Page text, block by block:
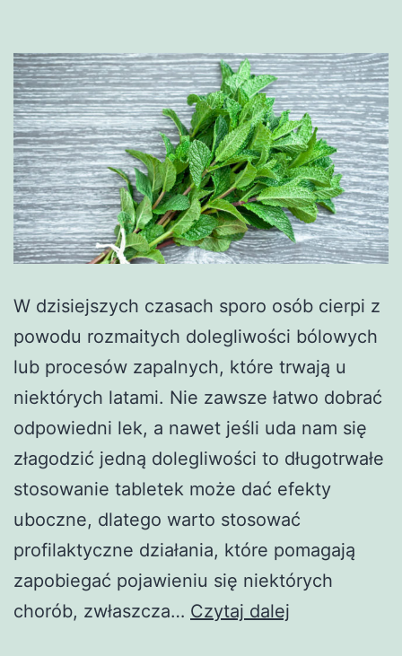
W dzisiejszych czasach sporo osób cierpi z
powodu rozmaitych dolegliwości bólowych
lub procesów zapalnych, które trwają u
niektórych latami. Nie zawsze łatwo dobrać
odpowiedni lek, a nawet jeśli uda nam się
złagodzić jedną dolegliwości to długotrwałe
stosowanie tabletek może dać efekty
uboczne, dlatego warto stosować
profilaktyczne działania, które pomagają
zapobiegać pojawieniu się niektórych
chorób, zwłaszcza… Czytaj dalej